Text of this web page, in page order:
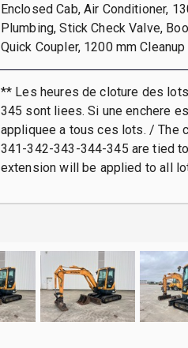
Enclosed Cab, Air Conditioner,
Plumbing, Stick Check Valve,
Quick Coupler, 1200 mm
** Les heures de cloture des
345 sont liees. Si une enchere
appliquee a tous ces lots. /
341-342-343-344-345 are tied
extension will be applied to all